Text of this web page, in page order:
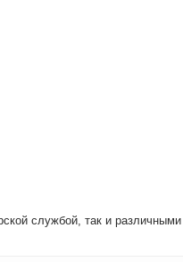
службой, так и различными